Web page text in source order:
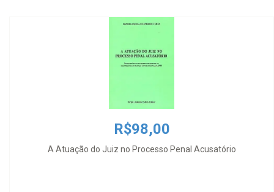
R$98,00
A Atuação do Juiz no Processo Penal Acusatório